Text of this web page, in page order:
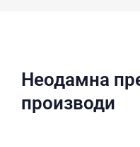
Неодамна
производи